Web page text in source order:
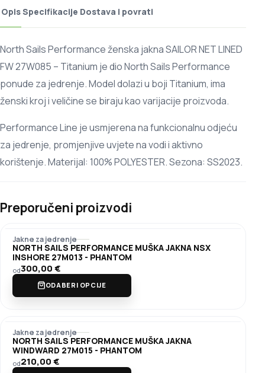
OpisSpecifikacije Dostava i povrati
North Sails Performance ženska jakna SAILOR NET LINED
FW 27W085 – Titanium je dio North Sails Performance
ponude za jedrenje. Model dolazi u boji Titanium, ima
ženski kroj i veličine se biraju kao varijacije proizvoda.
Performance Line je usmjerena na funkcionalnu odjeću
za jedrenje, promjenjive uvjete na vodi i aktivno
korištenje. Materijal: 100% POLYESTER. Sezona: SS2023.
Preporučeni proizvodi
Jakne za jedrenje
NORTH SAILS PERFORMANCE MUŠKA JAKNA NSX
INSHORE 27M013 - PHANTOM
od300,00€
ODABERI OPCIJE
Jakne za jedrenje
NORTH SAILS PERFORMANCE MUŠKA JAKNA
WINDWARD 27M015 - PHANTOM
od210,00€